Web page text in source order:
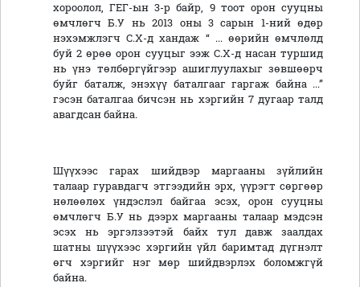
хороолол, ГЕГ-ын 3-р байр, 9 тоот орон сууцны
өмчлөгч Б.У нь 2013 оны 3 сарын 1-ний өдөр
нэхэмжлэгч С.Х-д хандаж “ ... өөрийн өмчлөлд
буй 2 өрөө орон сууцыг ээж С.Х-д насан туршид
нь үнэ төлбөргүйгээр ашиглуулахыг зөвшөөрч
буйг баталж, энэхүү баталгааг гаргаж байна ...”
гэсэн баталгаа бичсэн нь хэргийн 7 дугаар талд
авагдсан байна.
Шүүхээс гарах шийдвэр маргааны зүйлийн
талаар гуравдагч этгээдийн эрх, үүрэгт сөргөөр
нөлөөлөх үндэслэл байгаа эсэх, орон сууцны
өмчлөгч Б.У нь дээрх маргааны талаар мэдсэн
эсэх нь эргэлзээтэй байх тул давж заалдах
шатны шүүхээс хэргийн үйл баримтад дүгнэлт
өгч хэргийг нэг мөр шийдвэрлэх боломжгүй
байна.